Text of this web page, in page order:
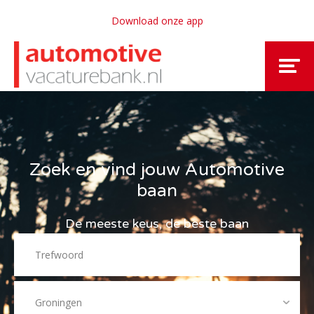
Download onze app
Zoek en vind jouw Automotive
baan
De meeste keus, de beste baan